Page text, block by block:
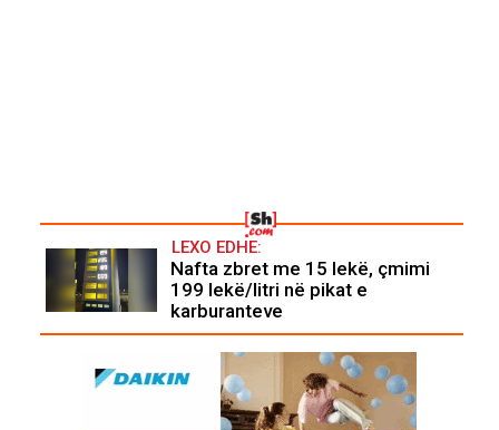
LEXO EDHE:
Nafta zbret me 15 lekë, çmimi
199 lekë/litri në pikat e
karburanteve